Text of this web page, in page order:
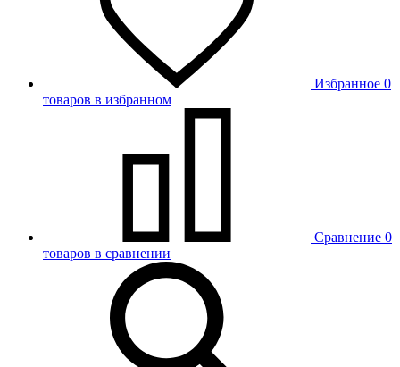
Избранное 0
товаров в избранном
Сравнение 0
товаров в сравнении